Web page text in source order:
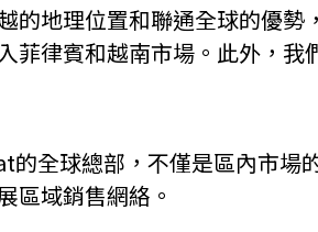
的地理位置和聯通全球的優
菲律賓和越南市場。此外，
全球總部，不僅是區內市場
區域銷售網絡。